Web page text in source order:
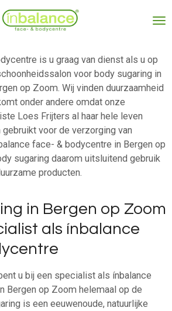
is u graag van dienst als u op
voor body sugaring in
op Zoom. Wij vinden duurzaamheid
onder andere omdat onze
Loes Frijters al haar hele leven
voor de verzorging van
face- & bodycentre in Bergen op
sugaring daarom uitsluitend gebruik
producten.
in Bergen op Zoom
als ínbalance
u bij een specialist als ínbalance
Bergen op Zoom helemaal op de
is een eeuwenoude, natuurlijke